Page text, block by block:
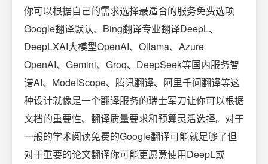
你可以根据自己的需求选择最适合的服务免费选项
Google翻译默认、Bing翻译专业翻译DeepL、
DeepLXAI大模型OpenAI、Ollama、Azure
OpenAI、Gemini、Groq、DeepSeek等国内服务智
谱AI、ModelScope、腾讯翻译、阿里千问翻译等这
种设计就像是一个翻译服务的瑞士军刀让你可以根据
文档的重要性、翻译质量要求和预算灵活选择。对于
一般的学术阅读免费的Google翻译可能就足够了但
对于重要的论文翻译你可能更愿意使用DeepL或